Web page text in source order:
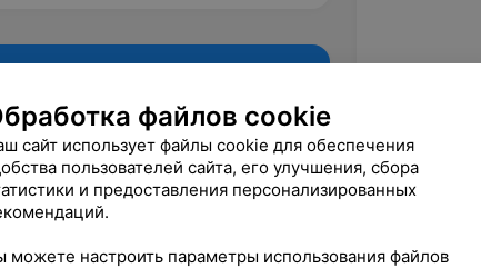
файлов cookie
сайт использует файлы cookie для обеспечения
пользователей сайта, его улучшения, сбора
и предоставления персонализированных
можете настроить параметры использования файлов